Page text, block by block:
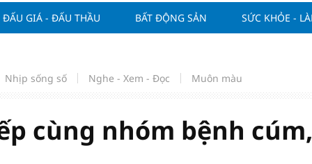
m2
nghỉ 4 ngày liên tục dịp Ngày Văn hóa Việt Nam 2026
2026/27 nới suất ngoại binh
nay, xem tử vi 12 con giáp hôm nay ngày 7/8/2026: Tuổi Thân làm
chỉ
ĐẤU GIÁ - ĐẤU THẦU BẤT ĐỘNG SẢN SỨC KHỎE -
Nhịp sống số Nghe - Xem - Đọc Muôn màu
cùng nhóm bệnh cúm,